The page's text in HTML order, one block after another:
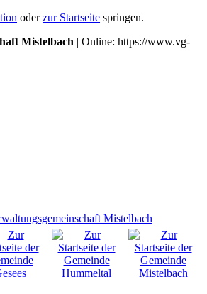
oderzur Startseite springen.
Mistelbach | Online: https://www.vg-